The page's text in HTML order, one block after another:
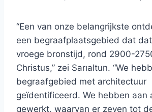
“Een van onze belangrijkste
een begraafplaatsgebied dat
vroege bronstijd, rond 2900-
Christus,” zei Sarıaltun. “We
begraafgebied met architectuur
geïdentificeerd. We hebben aan
gewerkt, waarvan er zeven tot